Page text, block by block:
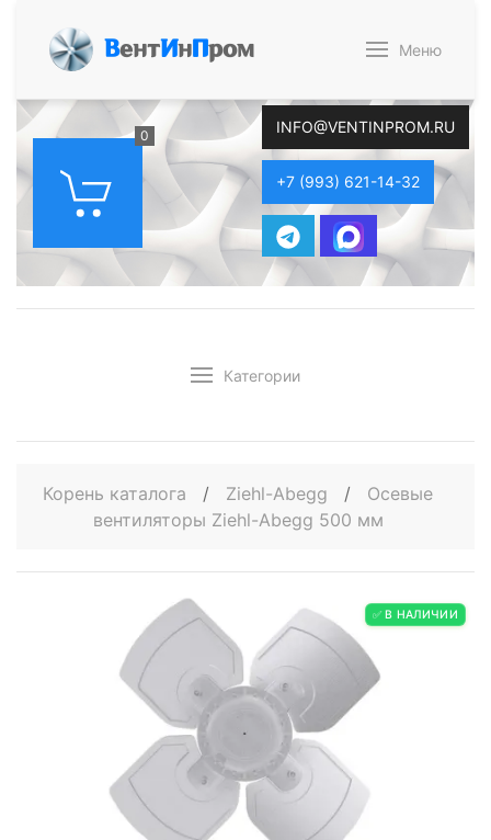
ВентИнПром Меню
0 INFO@VENTINPROM.RU
+7 (993) 621-14-32
Категории
Корень каталога / Ziehl-Abegg /
Осевые
вентиляторы Ziehl-Abegg 500 мм
✅ В НАЛИЧИИ